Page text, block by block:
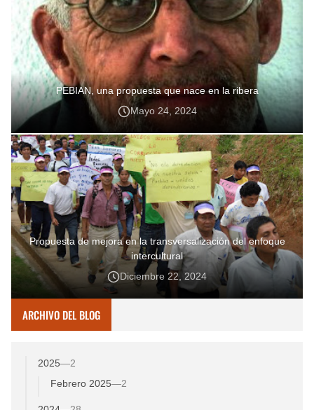
PEBIAN, una propuesta que nace en la ribera
Mayo 24, 2024
Propuesta de mejora en la transversalización del enfoque
intercultural
Diciembre 22, 2024
ARCHIVO DEL BLOG
2025—2
Febrero 2025—2